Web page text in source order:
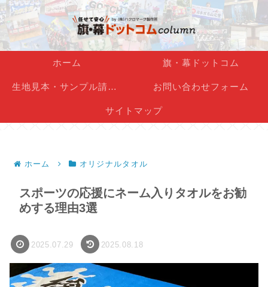
ホーム 旗・幕ドットコム
生地見本・サンプル請求フォーム お問い合わせフォーム
サイトマップ
ホーム オリジナルタオル
スポーツの応援にネーム入りタオルをお勧
めする理由3選
2025.07.29 2025.08.18